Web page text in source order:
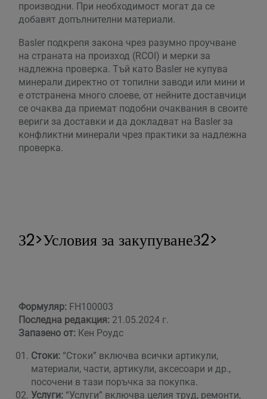
производни. При необходимост могат да се
добавят допълнителни материали.
Basler подкрепя закона чрез разумно проучване
на страната на произход (RCOI) и мерки за
надлежна проверка. Тъй като Basler не купува
минерали директно от топилни заводи или мини и
е отстранена много слоеве, от нейните доставчици
се очаква да приемат подобни очаквания в своите
вериги за доставки и да докладват на Basler за
конфликтни минерали чрез практики за надлежна
проверка.
З2>Условия за закупуванеЗ2>
Формуляр:FH100003
Последна редакция:21.05.2024 г.
Запазено от:Кен Роудс
Стоки: “Стоки” включва всички артикули,
материали, части, артикули, аксесоари и др.,
посочени в тази поръчка за покупка.
Услуги: “Услуги” включва целия труд, ремонти,